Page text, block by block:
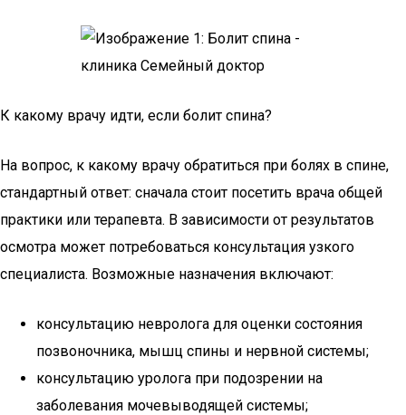
К какому врачу идти, если болит спина?
На вопрос, к какому врачу обратиться при болях в спине,
стандартный ответ: сначала стоит посетить врача общей
практики или терапевта. В зависимости от результатов
осмотра может потребоваться консультация узкого
специалиста. Возможные назначения включают:
консультацию невролога для оценки состояния
позвоночника, мышц спины и нервной системы;
консультацию уролога при подозрении на
заболевания мочевыводящей системы;